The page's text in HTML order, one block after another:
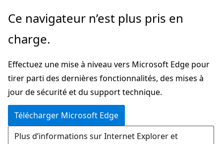
Passer
directement
au
principal
Ce navigateur n’est plus pris en
charge.
Effectuez une mise à niveau vers Microsoft Edge pour
tirer parti des dernières fonctionnalités, des mises à
jour de sécurité et du support technique.
Télécharger Microsoft Edge
Plus d’informations sur Internet Explorer et